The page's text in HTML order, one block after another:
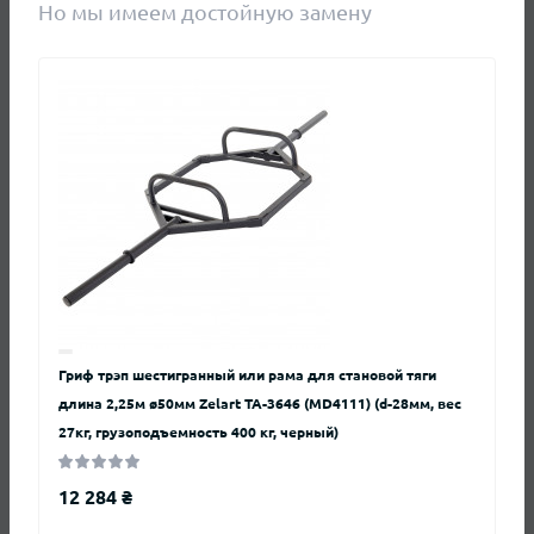
180 см
Группа тренажеров
Нет отзывов о данном товаре.
Но мы имеем достойную замену
Гриф трэп шестигранный или рама для становой тяги
длина 2,25м ø50мм Zelart TA-3646 (MD4111) (d-28мм, вес
27кг, грузоподъемность 400 кг, черный)
12 284 ₴